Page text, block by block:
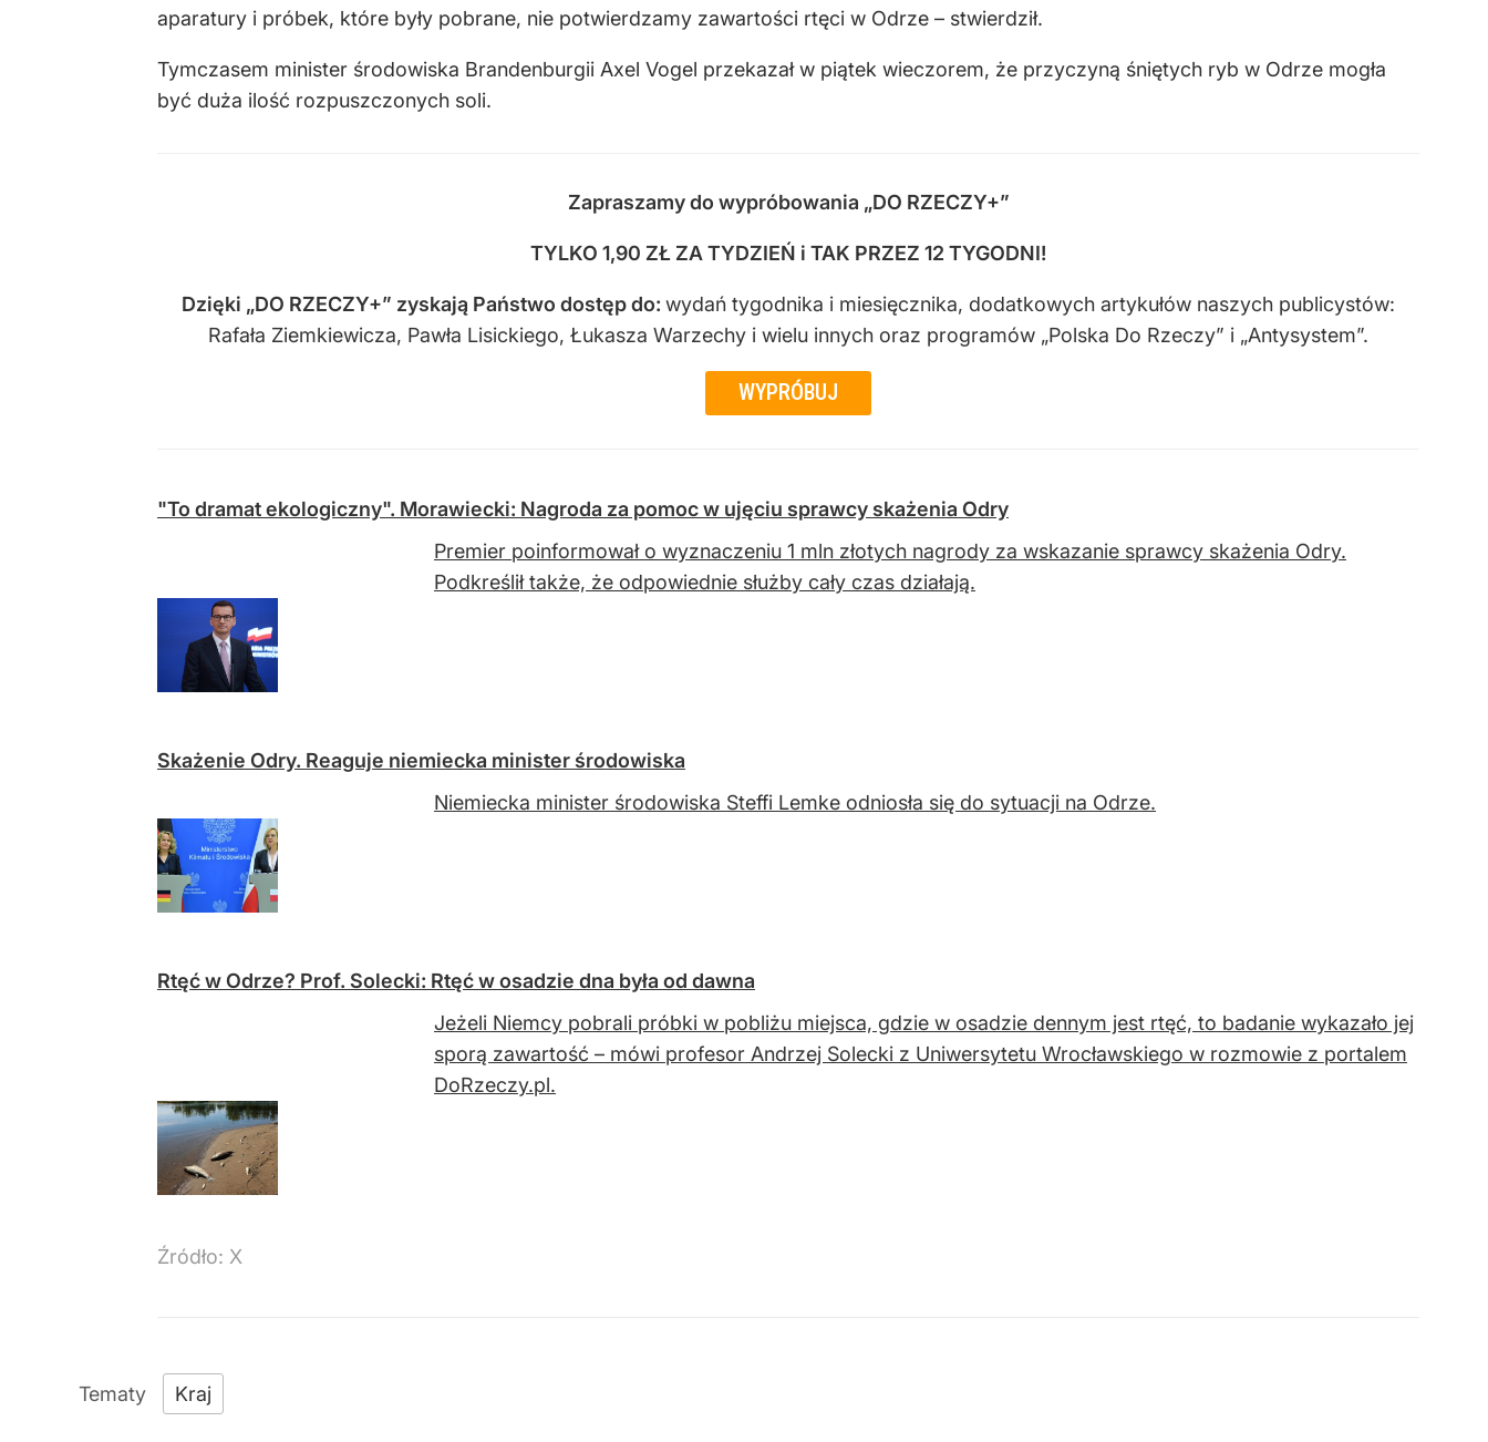
aparatury i próbek, które były pobrane, nie potwierdzamy zawartości rtęci w Odrze – stwierdził.
Tymczasem minister środowiska Brandenburgii Axel Vogel przekazał w piątek wieczorem, że przyczyną śniętych ryb w Odrze mogła
być duża ilość rozpuszczonych soli.
Zapraszamy do wypróbowania „DO RZECZY+”
TYLKO 1,90 ZŁ ZA TYDZIEŃ i TAK PRZEZ 12 TYGODNI!
Dzięki „DO RZECZY+” zyskają Państwo dostęp do: wydań tygodnika i miesięcznika, dodatkowych artykułów naszych publicystów:
Rafała Ziemkiewicza, Pawła Lisickiego, Łukasza Warzechy i wielu innych oraz programów „Polska Do Rzeczy” i „Antysystem”.
WYPRÓBUJ
"To dramat ekologiczny". Morawiecki: Nagroda za pomoc w ujęciu sprawcy skażenia Odry
Premier poinformował o wyznaczeniu 1 mln złotych nagrody za wskazanie sprawcy skażenia Odry.
Podkreślił także, że odpowiednie służby cały czas działają.
Skażenie Odry. Reaguje niemiecka minister środowiska
Niemiecka minister środowiska Steffi Lemke odniosła się do sytuacji na Odrze.
Rtęć w Odrze? Prof. Solecki: Rtęć w osadzie dna była od dawna
Jeżeli Niemcy pobrali próbki w pobliżu miejsca, gdzie w osadzie dennym jest rtęć, to badanie wykazało jej
sporą zawartość – mówi profesor Andrzej Solecki z Uniwersytetu Wrocławskiego w rozmowie z portalem
DoRzeczy.pl.
Źródło: X
Kraj